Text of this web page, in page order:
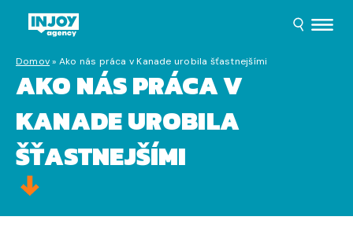
Domov» Ako nás práca v Kanade urobila šťastnejšími
AKO NÁS PRÁCA V
KANADE UROBILA
ŠŤASTNEJŠÍMI